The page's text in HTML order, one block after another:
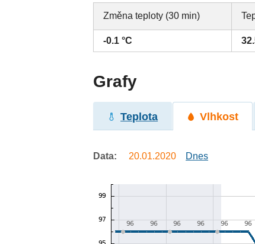
Změna teploty (30 min)
-0.1 °C
Grafy
Teplota Vlhkost
Data: 20.01.2020 Dnes